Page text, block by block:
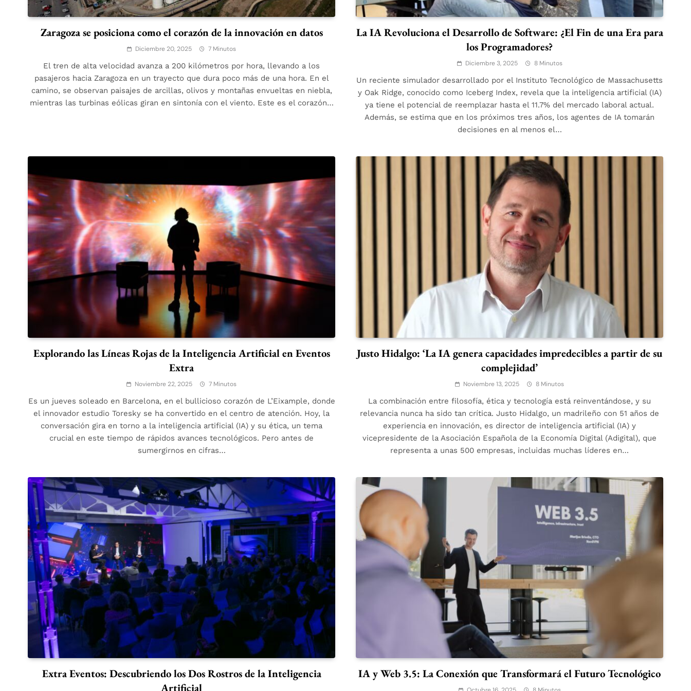
Zaragoza se posiciona como el corazón de la innovación en datos
Diciembre 20, 2025 7 Minutos
El tren de alta velocidad avanza a 200 kilómetros por hora, llevando a los
pasajeros hacia Zaragoza en un trayecto que dura poco más de una hora. En el
camino, se observan paisajes de arcillas, olivos y montañas envueltas en niebla,
mientras las turbinas eólicas giran en sintonía con el viento. Este es el corazón…
La IA Revoluciona el Desarrollo de Software: ¿El Fin de una Era para
los Programadores?
Diciembre 3, 2025 8 Minutos
Un reciente simulador desarrollado por el Instituto Tecnológico de Massachusetts
y Oak Ridge, conocido como Iceberg Index, revela que la inteligencia artificial (IA)
ya tiene el potencial de reemplazar hasta el 11.7% del mercado laboral actual.
Además, se estima que en los próximos tres años, los agentes de IA tomarán
decisiones en al menos el…
Explorando las Líneas Rojas de la Inteligencia Artificial en Eventos
Extra
Noviembre 22, 2025 7 Minutos
Es un jueves soleado en Barcelona, en el bullicioso corazón de L’Eixample, donde
el innovador estudio Toresky se ha convertido en el centro de atención. Hoy, la
conversación gira en torno a la inteligencia artificial (IA) y su ética, un tema
crucial en este tiempo de rápidos avances tecnológicos. Pero antes de
sumergirnos en cifras…
Justo Hidalgo: ‘La IA genera capacidades impredecibles a partir de su
complejidad’
Noviembre 13, 2025 8 Minutos
La combinación entre filosofía, ética y tecnología está reinventándose, y su
relevancia nunca ha sido tan crítica. Justo Hidalgo, un madrileño con 51 años de
experiencia en innovación, es director de inteligencia artificial (IA) y
vicepresidente de la Asociación Española de la Economía Digital (Adigital), que
representa a unas 500 empresas, incluidas muchas líderes en…
Extra Eventos: Descubriendo los Dos Rostros de la Inteligencia
Artificial
IA y Web 3.5: La Conexión que Transformará el Futuro Tecnológico